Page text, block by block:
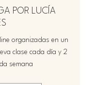
POR LUCÍA
organizadas en un
clase cada día y 2
semana